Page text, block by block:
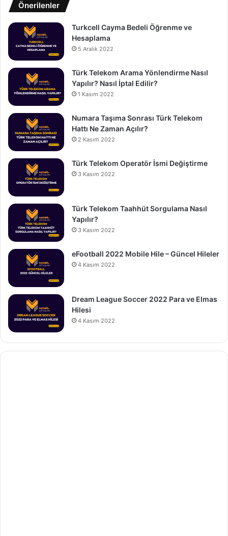
Önerilenler
Turkcell Cayma Bedeli Öğrenme ve
Hesaplama
5 Aralık 2022
Türk Telekom Arama Yönlendirme Nasıl
Yapılır? Nasıl İptal Edilir?
1 Kasım 2022
Numara Taşıma Sonrası Türk Telekom
Hattı Ne Zaman Açılır?
2 Kasım 2022
Türk Telekom Operatör İsmi Değiştirme
3 Kasım 2022
Türk Telekom Taahhüt Sorgulama Nasıl
Yapılır?
3 Kasım 2022
eFootball 2022 Mobile Hile – Güncel Hileler
4 Kasım 2022
Dream League Soccer 2022 Para ve Elmas
Hilesi
4 Kasım 2022